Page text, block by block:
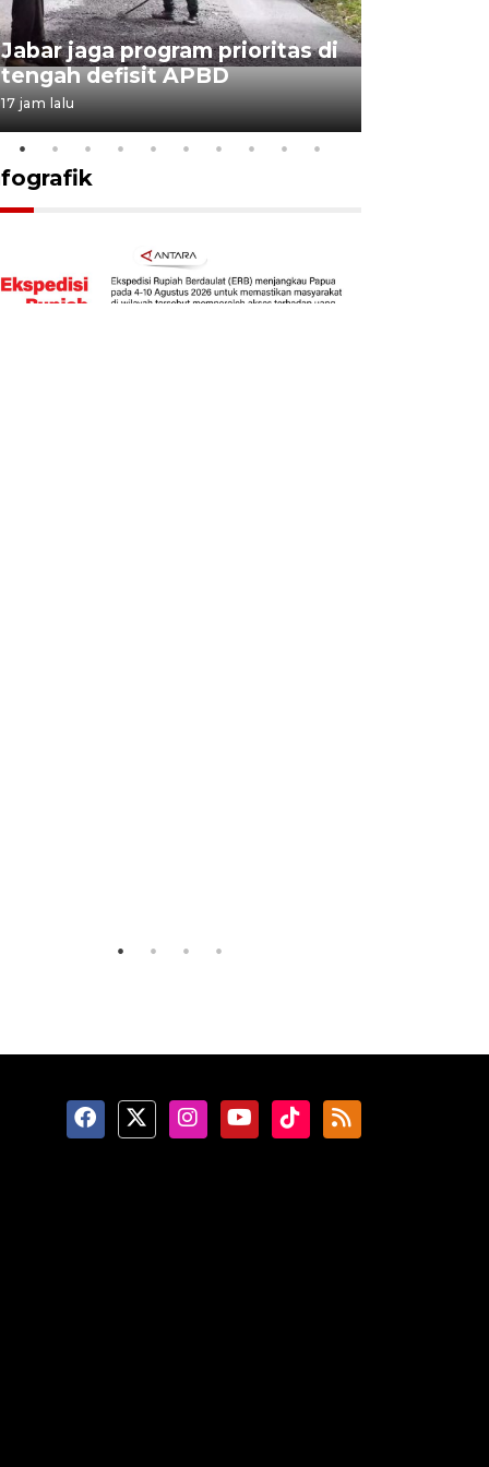
Jabar jaga program prioritas di
tengah defisit APBD
17 jam lalu